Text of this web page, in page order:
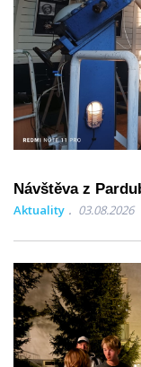
Návštěva z
Aktuality 03.08.2026